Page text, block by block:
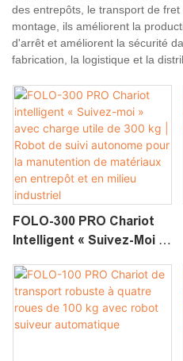
des entrepôts, le transport de
montage, ils améliorent la
d'arrêt et améliorent la sécurité
fabrication, la logistique et la
FOLO-300 PRO Chariot
Intelligent « Suivez-Moi »
Kg | Robot De Suivi
Autonome Pour La
Manutention De Matériaux
En Entrepôt Et En Milieu